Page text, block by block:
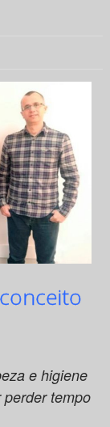
e higiene
tempo